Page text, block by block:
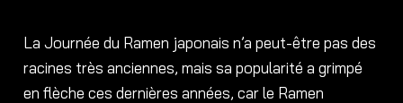
La Journée du Ramen japonais n’a peut-être pas des
racines très anciennes, mais sa popularité a grimpé
en flèche ces dernières années, car le Ramen